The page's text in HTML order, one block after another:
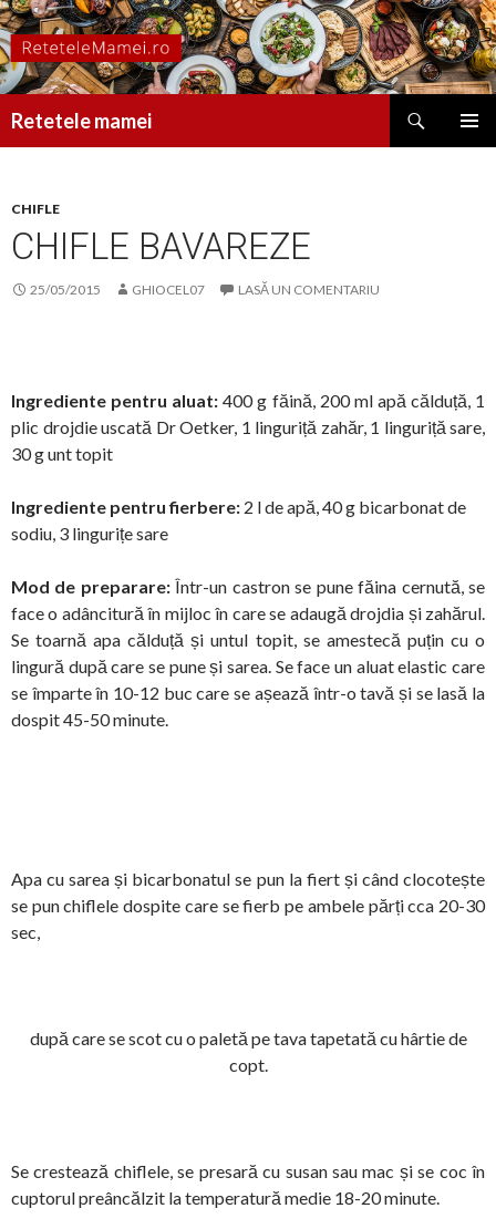
Retetele mamei
CHIFLE
CHIFLE BAVAREZE
25/05/2015 GHIOCEL07 LASĂ UN COMENTARIU
Ingrediente pentru aluat: 400 g făină, 200 ml apă călduță, 1
plic drojdie uscată Dr Oetker, 1 linguriță zahăr, 1 linguriță sare,
30 g unt topit
Ingrediente pentru fierbere: 2 l de apă, 40 g bicarbonat de
sodiu, 3 lingurițe sare
Mod de preparare:Într-un castron se pune făina cernută, se
face o adâncitură în mijloc în care se adaugă drojdia și zahărul.
Se toarnă apa călduță și untul topit, se amestecă puțin cu o
lingură după care se pune și sarea. Se face un aluat elastic care
se împarte în 10-12 buc care se așează într-o tavă și se lasă la
dospit 45-50 minute.
Apa cu sarea și bicarbonatul se pun la fiert și când clocotește
se pun chiflele dospite care se fierb pe ambele părți cca 20-30
sec,
după care se scot cu o paletă pe tava tapetată cu hârtie de
copt.
Se crestează chiflele, se presară cu susan sau mac și se coc în
cuptorul preâncălzit la temperatură medie 18-20 minute.